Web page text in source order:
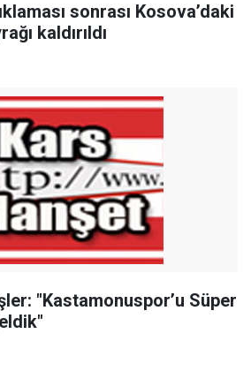
sonrası Kosova’daki
kaldırıldı
"Kastamonuspor’u Süper